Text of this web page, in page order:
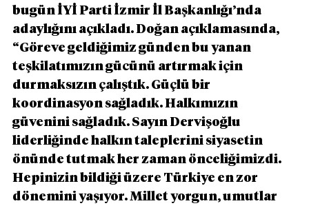
bugün İYİ Parti İzmir İl Başkanlığı’nda
adaylığını açıkladı. Doğan açıklamasında,
“Göreve geldiğimiz günden bu yanan
teşkilatımızın gücünü artırmak için
durmaksızın çalıştık. Güçlü bir
koordinasyon sağladık. Halkımızın
güvenini sağladık. Sayın Dervişoğlu
liderliğinde halkın taleplerini siyasetin
önünde tutmak her zaman önceliğimizdi.
Hepinizin bildiği üzere Türkiye en zor
dönemini yaşıyor. Millet yorgun, umutlar